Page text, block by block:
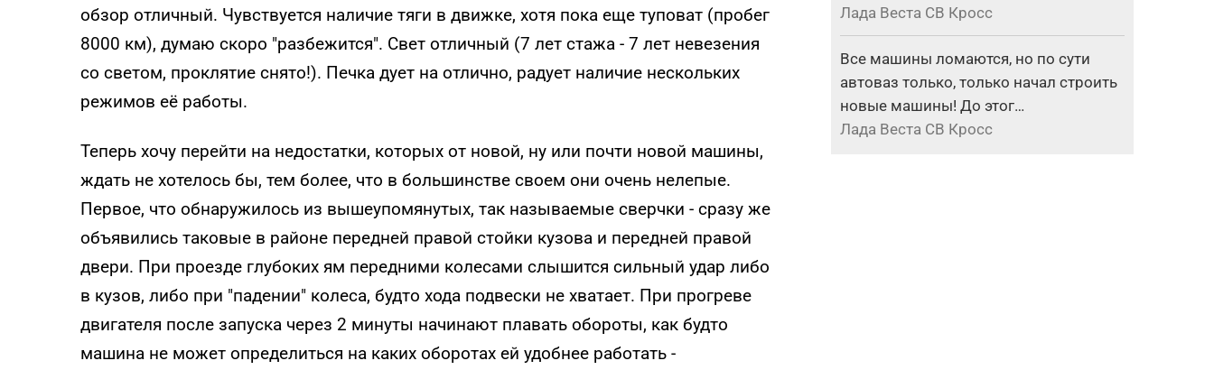
обзор отличный. Чувствуется наличие тяги в движке, хотя пока еще туповат (пробег
8000 км), думаю скоро "разбежится". Свет отличный (7 лет стажа - 7 лет невезения
со светом, проклятие снято!). Печка дует на отлично, радует наличие нескольких
режимов её работы.
Теперь хочу перейти на недостатки, которых от новой, ну или почти новой машины,
ждать не хотелось бы, тем более, что в большинстве своем они очень нелепые.
Первое, что обнаружилось из вышеупомянутых, так называемые сверчки - сразу же
объявились таковые в районе передней правой стойки кузова и передней правой
двери. При проезде глубоких ям передними колесами слышится сильный удар либо
в кузов, либо при "падении" колеса, будто хода подвески не хватает. При прогреве
двигателя после запуска через 2 минуты начинают плавать обороты, как будто
машина не может определиться на каких оборотах ей удобнее работать -
Лада Веста СВ Кросс
Все машины ломаются, но по сути
автоваз только, только начал строить
новые машины! До этог…
Лада Веста СВ Кросс